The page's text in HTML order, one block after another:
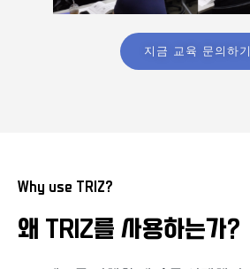
지금 교육 문의하기
Why use TRIZ?
왜 TRIZ를 사용하는가?